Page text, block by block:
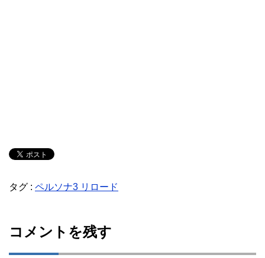
タグ : ペルソナ3 リロード
コメントを残す